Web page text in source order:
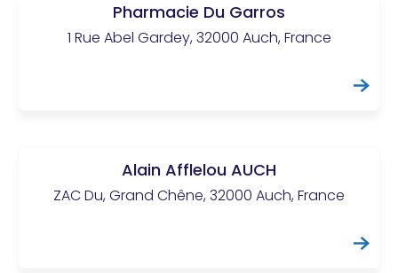
Pharmacie Du Garros
1 Rue Abel Gardey, 32000 Auch, France
Alain Afflelou AUCH
ZAC Du, Grand Chêne, 32000 Auch, France